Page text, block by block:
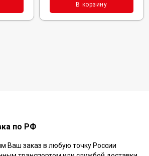
В корзину
по РФ
Ваш заказ в любую точку России